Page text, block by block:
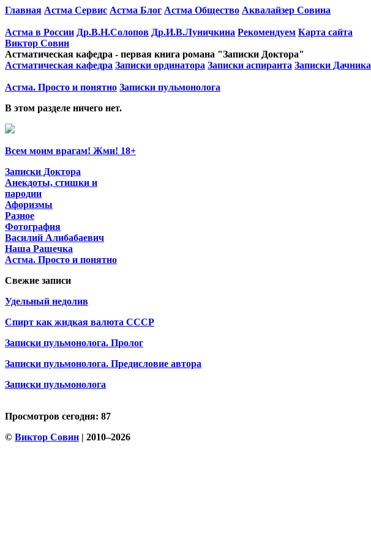
Главная Астма Сервис Астма Блог Астма Общество Аквалайзер Совина
Астма в России Др.В.Н.Солопов Др.И.В.Луничкина Рекомендуем Карта сайта
Виктор Совин
Астматическая кафедра - первая книга романа "Записки Доктора"
Астматическая кафедра Записки ординатора Записки аспиранта Записки Дачника
Астма. Просто и понятно Записки пульмонолога
В этом разделе ничего нет.
Всем моим врагам! Жми! 18+
Записки Доктора
Анекдоты, стишки и
пародии
Афоризмы
Разное
Фотография
Василий Алибабаевич
Наша Рашечка
Астма. Просто и понятно
Свежие записи
Удельный недолив
Спирт как жидкая валюта СССР
Записки пульмонолога. Пролог
Записки пульмонолога. Предисловие автора
Записки пульмонолога
Просмотров сегодня: 87
© Виктор Совин | 2010–2026